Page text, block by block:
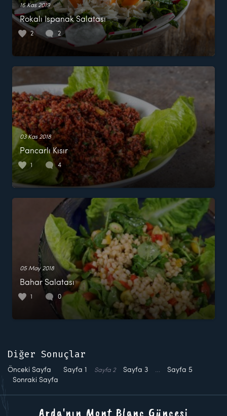
16 Kas 2019
Rokalı Ispanak Salatası
2 2
03 Kas 2018
Pancarlı Kısır
1 4
05 May 2018
Bahar Salatası
1 0
Diğer Sonuçlar
Önceki Sayfa Sayfa 1 Sayfa 2 Sayfa 3 … Sayfa 5
Sonraki Sayfa
Arda'nın Mont Blanc Güncesi